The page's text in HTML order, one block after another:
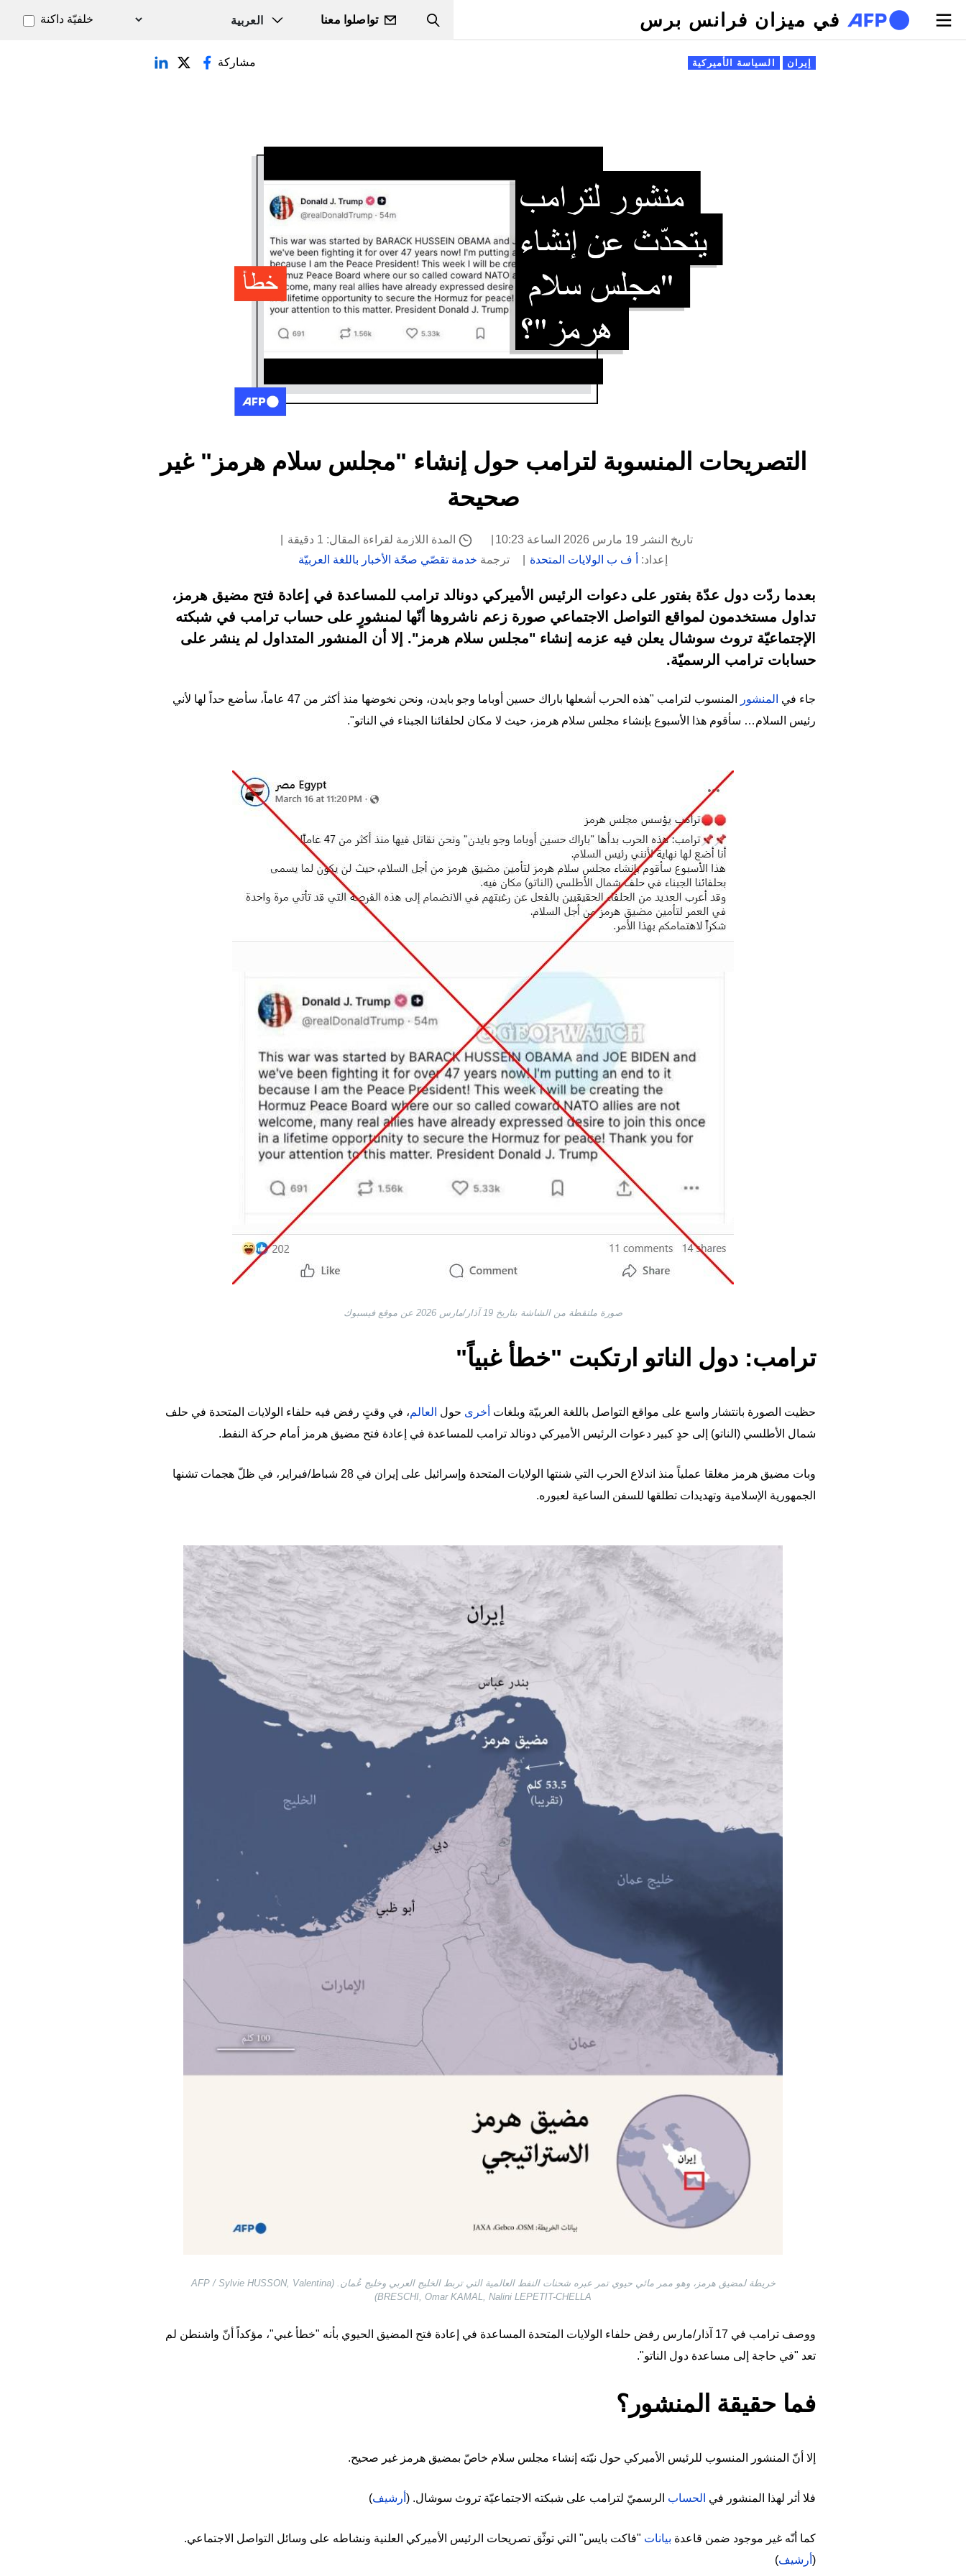
تجاوز إلى المحتوى الرئيسي
في ميزان فرانس برس Search
تواصلوا معنا خلفيّة داكنة
التبويبات الأساسية
إيران السياسة الأميركية مشاركة
التصريحات المنسوبة لترامب حول إنشاء "مجلس سلام هرمز" غير
صحيحة
تاريخ النشر 19 مارس 2026 الساعة 10:23
المدة اللازمة لقراءة المقال: 1 دقيقة
إعداد:
أ ف ب الولايات المتحدة ترجمة خدمة تقصّي صحّة الأخبار باللغة العربيّة
بعدما ردّت دول عدّة بفتور على دعوات الرئيس الأميركي دونالد ترامب للمساعدة في إعادة فتح مضيق هرمز،
تداول مستخدمون لمواقع التواصل الاجتماعي صورة زعم ناشروها أنّها لمنشورٍ على حساب ترامب في شبكته
الإجتماعيّة تروث سوشال يعلن فيه عزمه إنشاء "مجلس سلام هرمز". إلا أن المنشور المتداول لم ينشر على
حسابات ترامب الرسميّة.
جاء في المنشور
المنسوب لترامب "هذه الحرب أشعلها باراك حسين أوباما وجو بايدن، ونحن نخوضها منذ أكثر من 47 عاماً، سأضع حداً لها لأني
رئيس السلام… سأقوم هذا الأسبوع بإنشاء مجلس سلام هرمز، حيث لا مكان لحلفائنا الجبناء في الناتو".
صورة ملتقطة من الشاشة بتاريخ 19 آذار/مارس 2026 عن موقع فيسبوك
ترامب: دول الناتو ارتكبت "خطأ غبياً"
حظيت الصورة بانتشار واسع على مواقع التواصل باللغة العربيّة وبلغات أخرى حول العالم، في وقتٍ رفض فيه حلفاء الولايات المتحدة في حلف
شمال الأطلسي (الناتو) إلى حدٍ كبير دعوات الرئيس الأميركي دونالد ترامب للمساعدة في إعادة فتح مضيق هرمز أمام حركة النفط.
وبات مضيق هرمز مغلقا عملياً منذ اندلاع الحرب التي شنتها الولايات المتحدة وإسرائيل على إيران في 28 شباط/فبراير، في ظلّ هجمات تشنها
الجمهورية الإسلامية وتهديدات تطلقها للسفن الساعية لعبوره.
خريطة لمضيق هرمز، وهو ممر مائي حيوي تمر عبره شحنات النفط العالمية التي تربط الخليج العربي وخليج عُمان. (AFP / Sylvie HUSSON, Valentina
BRESCHI, Omar KAMAL, Nalini LEPETIT-CHELLA)
ووصف ترامب في 17 آذار/مارس رفض حلفاء الولايات المتحدة المساعدة في إعادة فتح المضيق الحيوي بأنه "خطأ غبي"، مؤكداً أنّ واشنطن لم
تعد "في حاجة إلى مساعدة دول الناتو".
فما حقيقة المنشور؟
إلا أنّ المنشور المنسوب للرئيس الأميركي حول نيّته إنشاء مجلس سلام خاصّ بمضيق هرمز غير صحيح.
فلا أثر لهذا المنشور في الحساب الرسميّ لترامب على شبكته الاجتماعيّة تروث سوشال. ( أرشيف)
كما أنّه غير موجود ضمن قاعدة بيانات "فاكت بايس" التي توثّق تصريحات الرئيس الأميركي العلنية ونشاطه على وسائل التواصل الاجتماعي.
( أرشيف)